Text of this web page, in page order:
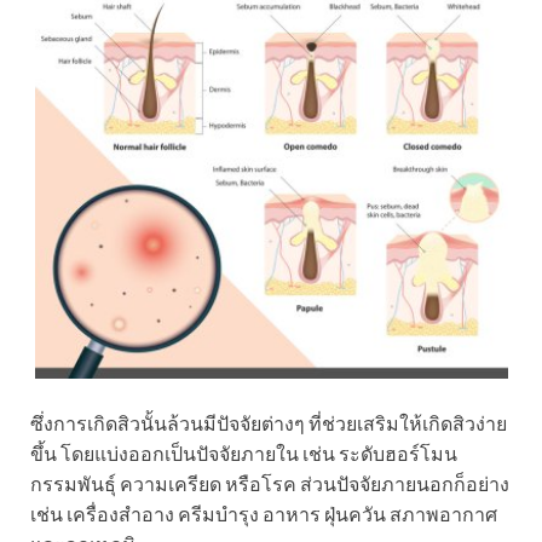
ซึ่งการเกิดสิวนั้นล้วนมีปัจจัยต่างๆ ที่ช่วยเสริมให้เกิดสิวง่าย
ขึ้น โดยแบ่งออกเป็นปัจจัยภายใน เช่น ระดับฮอร์โมน
กรรมพันธุ์ ความเครียด หรือโรค ส่วนปัจจัยภายนอกก็อย่าง
เช่น เครื่องสำอาง ครีมบำรุง อาหาร ฝุ่นควัน สภาพอากาศ